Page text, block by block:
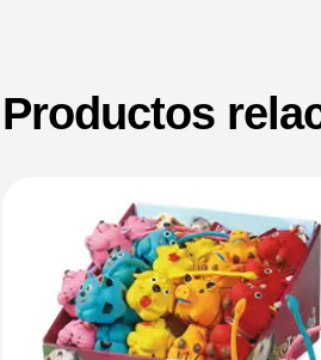
Productos